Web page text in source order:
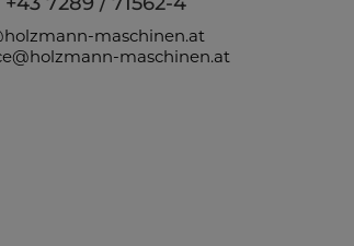
maschinen.at
maschinen.at